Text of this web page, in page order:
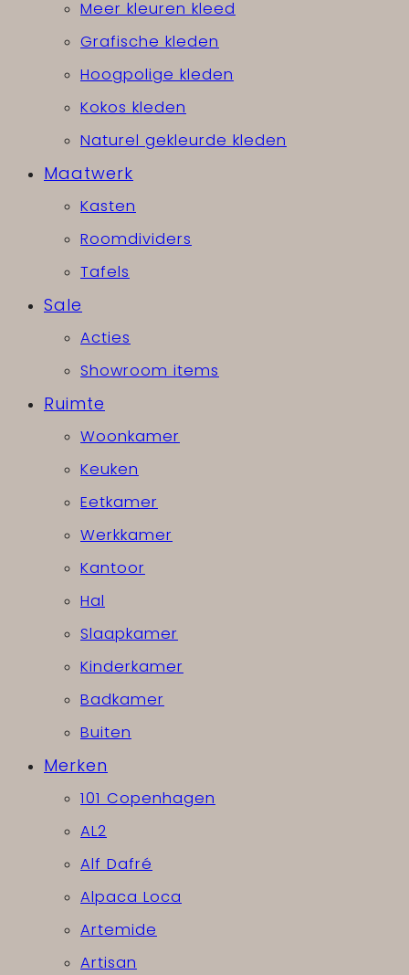
Meer kleuren kleed
Grafische kleden
Hoogpolige kleden
Kokos kleden
Naturel gekleurde kleden
Maatwerk
Kasten
Roomdividers
Tafels
Sale
Acties
Showroom items
Ruimte
Woonkamer
Keuken
Eetkamer
Werkkamer
Kantoor
Hal
Slaapkamer
Kinderkamer
Badkamer
Buiten
Merken
101 Copenhagen
AL2
Alf Dafré
Alpaca Loca
Artemide
Artisan